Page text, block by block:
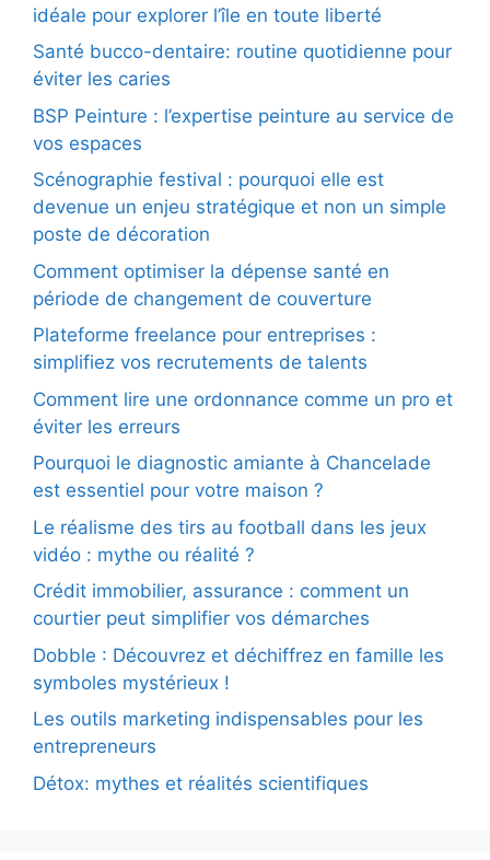
idéale pour explorer l’île en toute liberté
Santé bucco-dentaire: routine quotidienne pour
éviter les caries
BSP Peinture : l’expertise peinture au service de
vos espaces
Scénographie festival : pourquoi elle est
devenue un enjeu stratégique et non un simple
poste de décoration
Comment optimiser la dépense santé en
période de changement de couverture
Plateforme freelance pour entreprises :
simplifiez vos recrutements de talents
Comment lire une ordonnance comme un pro et
éviter les erreurs
Pourquoi le diagnostic amiante à Chancelade
est essentiel pour votre maison ?
Le réalisme des tirs au football dans les jeux
vidéo : mythe ou réalité ?
Crédit immobilier, assurance : comment un
courtier peut simplifier vos démarches
Dobble : Découvrez et déchiffrez en famille les
symboles mystérieux !
Les outils marketing indispensables pour les
entrepreneurs
Détox: mythes et réalités scientifiques